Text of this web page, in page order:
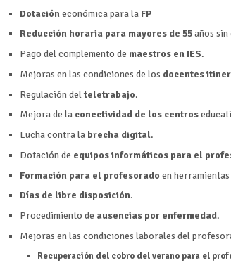
Dotacióneconómica para la FP
Reducción horaria para mayores de 55años sin
Pago del complemento de maestros en IES.
Mejoras en las condiciones de los docentes
Regulación delteletrabajo.
Mejora de la conectividad de los centros
Lucha contra la brecha digital.
Dotación de equipos informáticos para el
Formación para el profesorado en
Días de libre disposición.
Procedimiento de ausencias por enfermedad.
Mejoras en las condiciones laborales del
Recuperación del cobro del verano para el